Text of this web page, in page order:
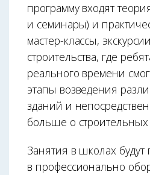
программу входят
и семинары) и
мастер-классы,
строительства, где
реального времени
этапы возведения
зданий и
больше о строительных
Занятия в школах будут
в профессионально